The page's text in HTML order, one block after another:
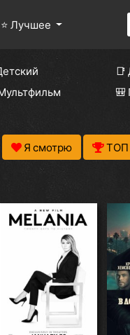
⭐ Лучшее
📑
Мультфильм 🎒
Я смотрю ТОП